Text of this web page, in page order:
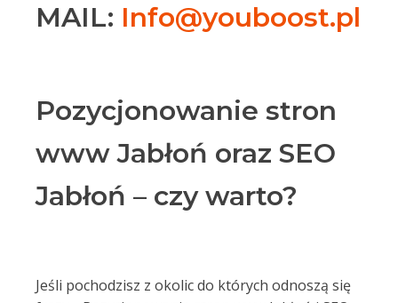
MAIL: Info@youboost.pl
Pozycjonowanie stron
www Jabłoń oraz SEO
Jabłoń – czy warto?
Jeśli pochodzisz z okolic do których odnoszą się